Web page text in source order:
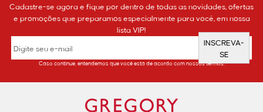
Cadastre-se agora e fique por dentro de todas as novidades, ofertas
e promoções que preparamos especialmente para você, em nossa
lista VIP!
INSCREVA-
SE
Caso continue, entendemos que você está de acordo com nossos termos.